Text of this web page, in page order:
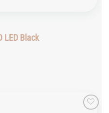
LED Black